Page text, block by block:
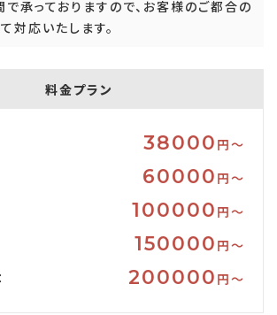
承っておりますので、お客様のご都合の
対応いたします。
料金プラン
38000 円〜
60000 円〜
100000 円〜
150000 円〜
200000 円〜